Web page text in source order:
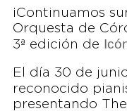
¡Continuamos
Orquesta de
3ª edición de
El día 30 de
reconocido
presentando